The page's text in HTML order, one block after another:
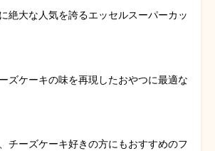
絶大な人気を誇るエッセルスーパーカッ
ズケーキの味を再現したおやつに最適な
チーズケーキ好きの方にもおすすめのフ